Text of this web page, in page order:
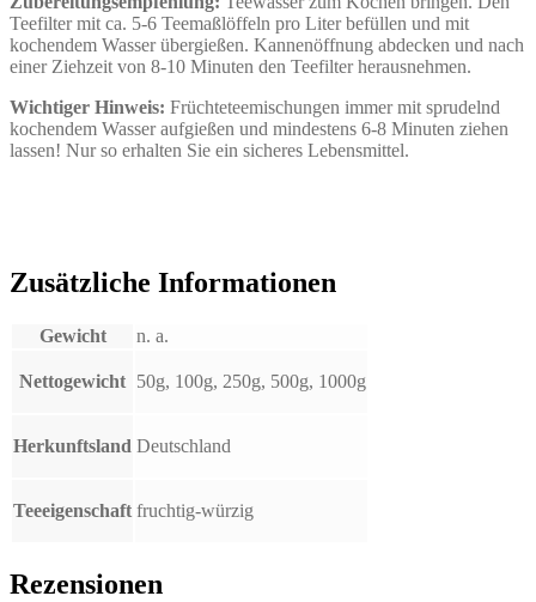
Teefilter mit ca. 5-6 Teemaßlöffeln pro Liter befüllen und mit
kochendem Wasser übergießen. Kannenöffnung abdecken und nach
einer Ziehzeit von 8-10 Minuten den Teefilter herausnehmen.
Wichtiger Hinweis: Früchteteemischungen immer mit sprudelnd
kochendem Wasser aufgießen und mindestens 6-8 Minuten ziehen
lassen! Nur so erhalten Sie ein sicheres Lebensmittel.
Zusätzliche Informationen
Gewicht n. a.
Nettogewicht 50g, 100g, 250g, 500g, 1000g
Herkunftsland Deutschland
Teeeigenschaft fruchtig-würzig
Rezensionen